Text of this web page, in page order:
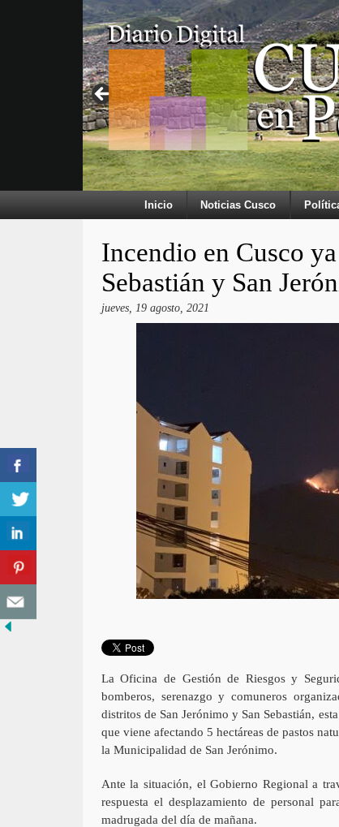
Inicio Noticias Cusco
Incendio en Cusco
Sebastián y San
jueves, 19 agosto, 2021
La Oficina de Gestión de Riesgos y
bomberos, serenazgo y comuneros
distritos de San Jerónimo y San Sebastián,
que viene afectando 5 hectáreas de pastos
la Municipalidad de San Jerónimo.
Ante la situación, el Gobierno Regional a
respuesta el desplazamiento de personal
madrugada del día de mañana.